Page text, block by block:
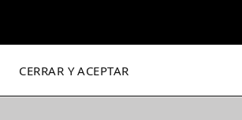
CERRAR Y ACEPTAR